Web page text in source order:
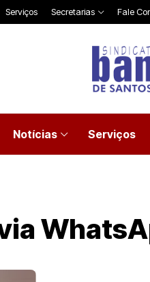
Serviços Secretarias Fale
Notícias Serviços